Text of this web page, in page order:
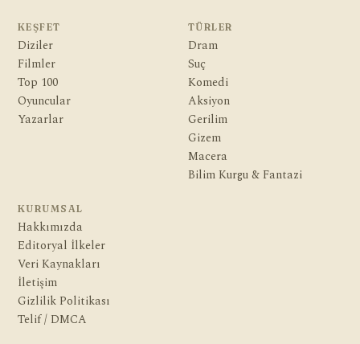
KEŞFET
Diziler
Filmler
Top 100
Oyuncular
Yazarlar
TÜRLER
Dram
Suç
Komedi
Aksiyon
Gerilim
Gizem
Macera
Bilim Kurgu & Fantazi
KURUMSAL
Hakkımızda
Editoryal İlkeler
Veri Kaynakları
İletişim
Gizlilik Politikası
Telif / DMCA